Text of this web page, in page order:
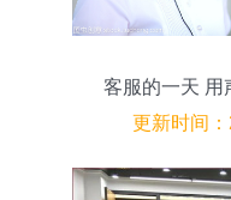
客服的一天 用
更新时间